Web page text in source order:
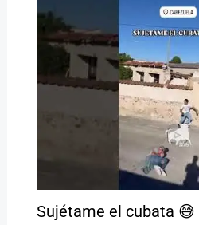
Sujétame el cubata